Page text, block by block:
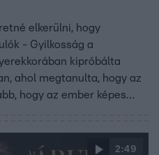
elkerülni, hogy
- Gyilkosság a
kipróbálta
ahol megtanulta, hogy az
hogy az ember képes
tekint, amiben a
2:49